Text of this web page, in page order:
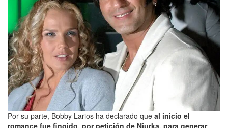
Por su parte, Bobby Larios ha declarado que al inicio el
romance fue fingido, por petición de Niurka, para generar